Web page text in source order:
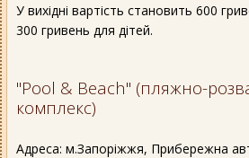
У вихідні вартість становить 600
300 гривень для дітей.
"Pool & Beach" (пляжно-
комплекс)
Адреса: м.Запоріжжя, Прибережна